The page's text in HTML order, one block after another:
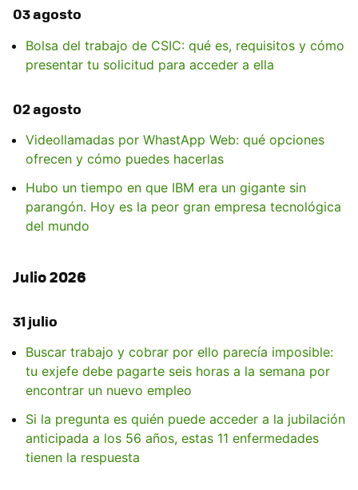
03 agosto
Bolsa del trabajo de CSIC: qué es, requisitos y cómo
presentar tu solicitud para acceder a ella
02 agosto
Videollamadas por WhastApp Web: qué opciones
ofrecen y cómo puedes hacerlas
Hubo un tiempo en que IBM era un gigante sin
parangón. Hoy es la peor gran empresa tecnológica
del mundo
Julio 2026
31 julio
Buscar trabajo y cobrar por ello parecía imposible:
tu exjefe debe pagarte seis horas a la semana por
encontrar un nuevo empleo
Si la pregunta es quién puede acceder a la jubilación
anticipada a los 56 años, estas 11 enfermedades
tienen la respuesta